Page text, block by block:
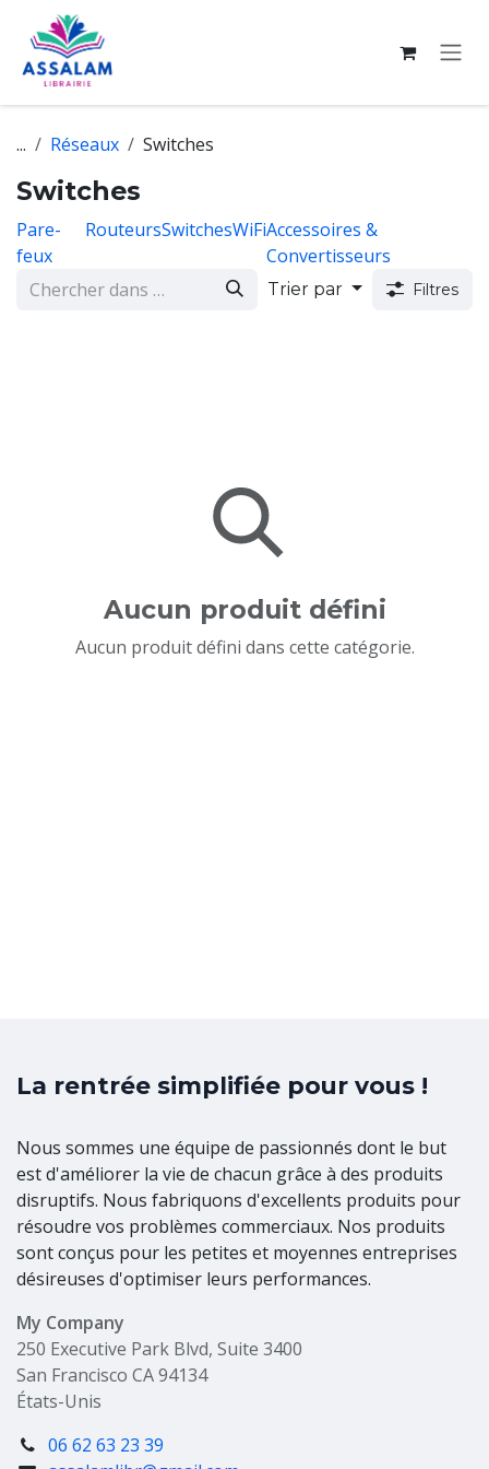
Se rendre au contenu
... Réseaux Switches
Switches
Pare-
feux
RouteursSwitchesWiFiAccessoires &
Convertisseurs
Trier par Filtres
Aucun produit défini
Aucun produit défini dans cette catégorie.
La rentrée simplifiée pour vous !
Nous sommes une équipe de passionnés dont le but
est d'améliorer la vie de chacun grâce à des produits
disruptifs. Nous fabriquons d'excellents produits pour
résoudre vos problèmes commerciaux. Nos produits
sont conçus pour les petites et moyennes entreprises
désireuses d'optimiser leurs performances.
My Company
250 Executive Park Blvd, Suite 3400
San Francisco CA 94134
États-Unis
06 62 63 23 39